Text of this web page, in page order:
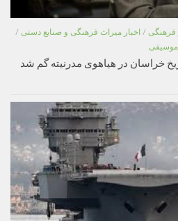
فرهنگی / اخبار میراث فرهنگی و صنایع دستی /
موسیقی
خراسان در هیاهوی مدرنیته گم شد